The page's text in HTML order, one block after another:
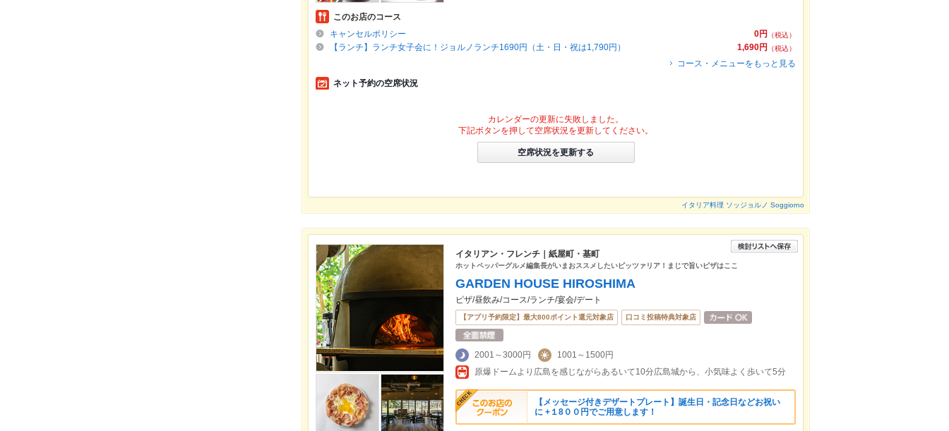
このお店のコース
0円
（税込）
キャンセルポリシー
1,690円
（税込）
【ランチ】ランチ女子会に！ジョルノランチ1690円（土・日・祝は1,790円）
コース・メニューをもっと見る
ネット予約の空席状況
カレンダーの更新に失敗しました。
下記ボタンを押して空席状況を更新してください。
空席状況を更新する
イタリア料理 ソッジョルノ Soggiorno
イタリアン・フレンチ｜紙屋町・基町
ホットペッパーグルメ編集長がいまおススメしたいピッツァリア！まじで旨いピザはここ
GARDEN HOUSE HIROSHIMA
ピザ/昼飲み/コース/ランチ/宴会/デート
【アプリ予約限定】最大800ポイント還元対象店 口コミ投稿特典対象店
2001～3000円
1001～1500円
原爆ドームより広島を感じながらあるいて10分広島城から、小気味よく歩いて5分
【メッセージ付きデザートプレート】誕生日・記念日などお祝い
に +１8００円でご用意します！